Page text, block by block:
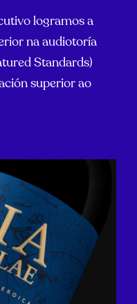
logramos a
na audiotoría
Standards)
superior ao